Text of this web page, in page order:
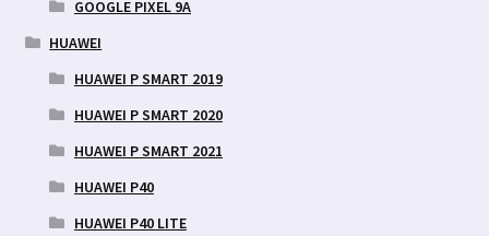
GOOGLE PIXEL 9A
HUAWEI
HUAWEI P SMART 2019
HUAWEI P SMART 2020
HUAWEI P SMART 2021
HUAWEI P40
HUAWEI P40 LITE